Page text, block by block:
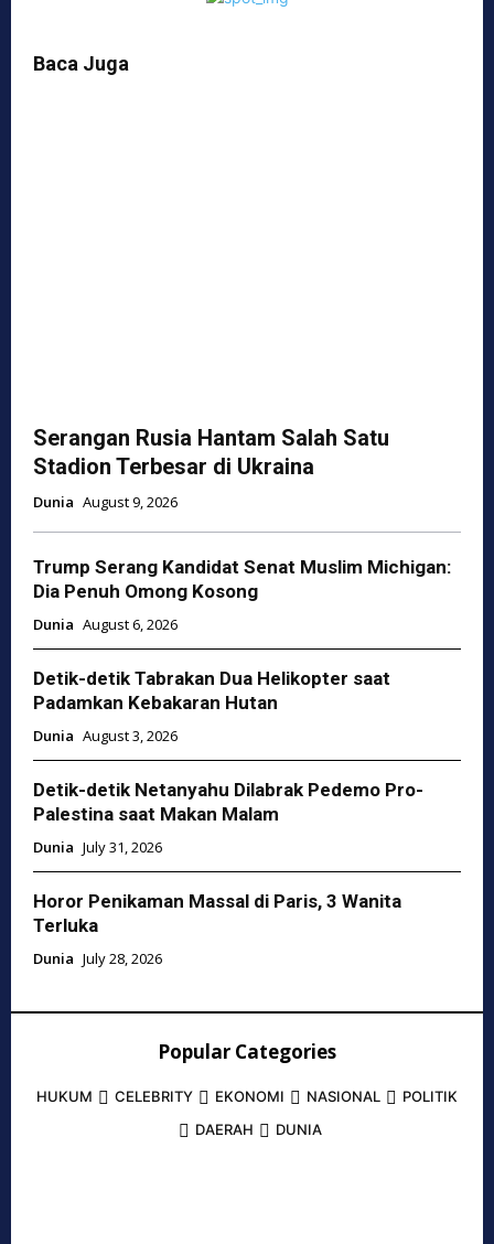
Baca Juga
Serangan Rusia Hantam Salah Satu
Stadion Terbesar di Ukraina
Dunia August 9, 2026
Trump Serang Kandidat Senat Muslim Michigan:
Dia Penuh Omong Kosong
Dunia August 6, 2026
Detik-detik Tabrakan Dua Helikopter saat
Padamkan Kebakaran Hutan
Dunia August 3, 2026
Detik-detik Netanyahu Dilabrak Pedemo Pro-
Palestina saat Makan Malam
Dunia July 31, 2026
Horor Penikaman Massal di Paris, 3 Wanita
Terluka
Dunia July 28, 2026
Popular Categories
HUKUM CELEBRITY EKONOMI NASIONAL
POLITIK
DAERAH
DUNIA